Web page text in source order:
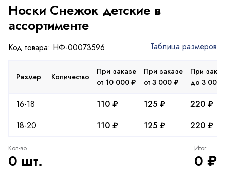
Носки Снежок детские в
ассортименте
Код товара: НФ-00073596 Таблица размеров
Размер Количество
При заказе
от 10 000 ₽
При заказе
от 3 000 ₽
При
до 3 000
16-18 110 ₽ 125 ₽
220 ₽
18-20
110 ₽ 125 ₽ 220 ₽
Кол-во
0 шт.
Итог
0 ₽